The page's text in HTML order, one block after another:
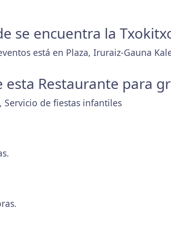
se encuentra la
está en Plaza, Iruraiz-Gauna
esta Restaurante para
de fiestas infantiles